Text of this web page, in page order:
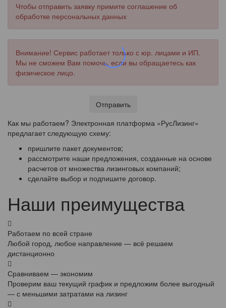
Чтобы отправить заявку примите соглашение об
обработке персональных данных
Внимание! Сервис работает только с юр. лицами и ИП.
Мы не сможем Вам помочь, если вы обращаетесь как
физическое лицо.
Отправить
Как мы работаем? Электронная платформа «РусЛизинг»
предлагает следующую схему:
пришлите пакет документов;
рассмотрите наши предложения, созданные на основе
расчетов от множества лизинговых компаний;
сделайте выбор и подпишите договор.
Наши преимущества
Работаем по всей стране
Любой город, любое направление — всё решаем
дистанционно
Сравниваем — экономим
Проверим ваш текущий график и предложим более выгодный
— с меньшими затратами на лизинг